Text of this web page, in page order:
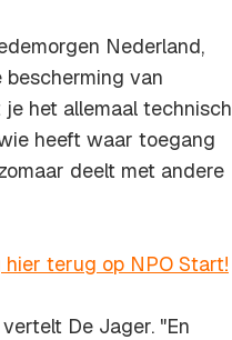
Nederland,
van
het allemaal technisch
heeft waar toegang
deelt met andere
terug op NPO Start!
De Jager. "En